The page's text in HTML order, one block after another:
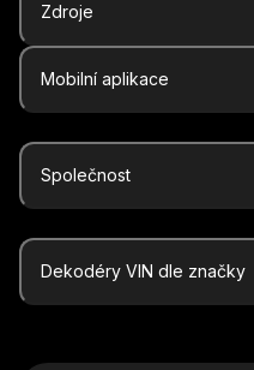
Zdroje
Mobilní aplikace
Společnost
Dekodéry VIN dle značky